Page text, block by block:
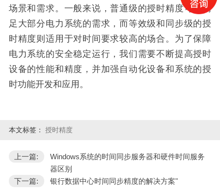
场景和需求。一般来说，普通级的授时精度可以满
足大部分电力系统的需求，而等效级和同步级的授
时精度则适用于对时间要求较高的场合。为了保障
电力系统的安全稳定运行，我们需要不断提高授时
设备的性能和精度，并加强自动化设备和系统的授
时功能开发和应用。
本文标签： 授时精度
上一篇:
Windows系统的时间同步服务器和硬件时间服务
器区别
下一篇:
银行数据中心时间同步精度的解决方案"